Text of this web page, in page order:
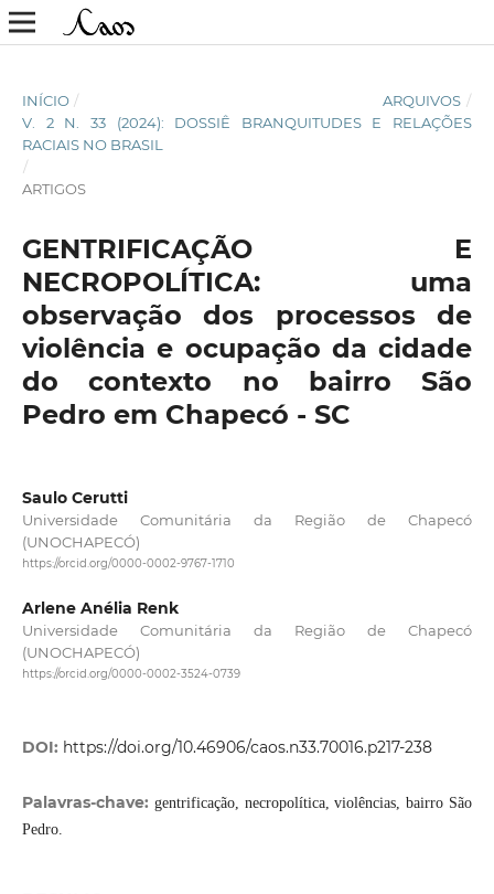
INÍCIO / ARQUIVOS /
V. 2 N. 33 (2024): DOSSIÊ BRANQUITUDES E RELAÇÕES
RACIAIS NO BRASIL
/
ARTIGOS
GENTRIFICAÇÃO E
NECROPOLÍTICA: uma
observação dos processos de
violência e ocupação da cidade
do contexto no bairro São
Pedro em Chapecó - SC
Saulo Cerutti
Universidade Comunitária da Região de Chapecó
(UNOCHAPECÓ)
https://orcid.org/0000-0002-9767-1710
Arlene Anélia Renk
Universidade Comunitária da Região de Chapecó
(UNOCHAPECÓ)
https://orcid.org/0000-0002-3524-0739
DOI: https://doi.org/10.46906/caos.n33.70016.p217-238
Palavras-chave: gentrificação, necropolítica, violências, bairro São
Pedro.